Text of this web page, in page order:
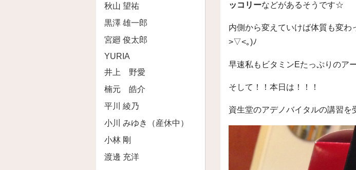
ッコリーなどがあるそうです☆
内側から変えていけば体質も変わ
>▽<｡)ﾉ
早速私もビタミンEたっぷりのア
そして！！本日は！！！
資生堂のアデノバイタルの講習を
秋山 望祐
黒澤 雄一郎
宮廻 俊太郎
YURIA
井上 野愛
楠元 皓介
平川 綾乃
小川 みゆき（産休中）
小林 剛
渡邊 充洋